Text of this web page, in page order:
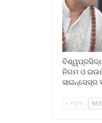
ନିଗମ ଓ
ସାଇନ୍ସେସ୍ର
PREV